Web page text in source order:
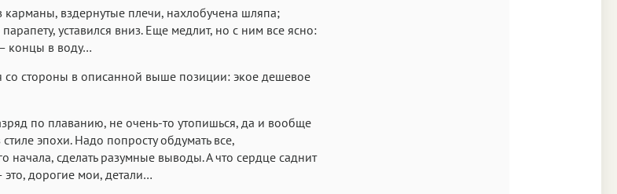
SF Serif
АаNeue
Аа Аа Аа
Аа Аа
карманы, вздернутые плечи, нахлобучена шляпа;
уставился вниз. Еще медлит, но с ним все ясно:
концы в воду…
со стороны в описанной выше позиции: экое дешевое
по плаванию, не очень-то утопишься, да и вообще
эпохи. Надо попросту обдумать все,
начала, сделать разумные выводы. А что сердце саднит
дорогие мои, детали…